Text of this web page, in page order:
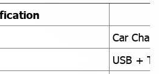
Car
USB +